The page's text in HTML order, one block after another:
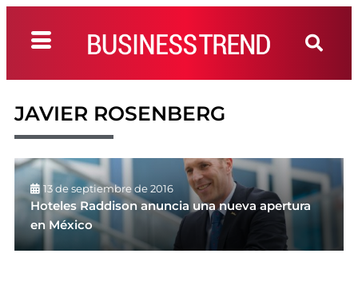
JAVIER ROSENBERG
13 de septiembre de 2016
Hoteles Raddison anuncia una nueva apertura
en México